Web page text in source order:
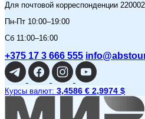
Для почтовой корреспонденции
Пн-Пт 10:00–19:00
Сб 11:00–16:00
+375 17 3 666 555
Курсы валют: 3,4586 € 2,9974 $